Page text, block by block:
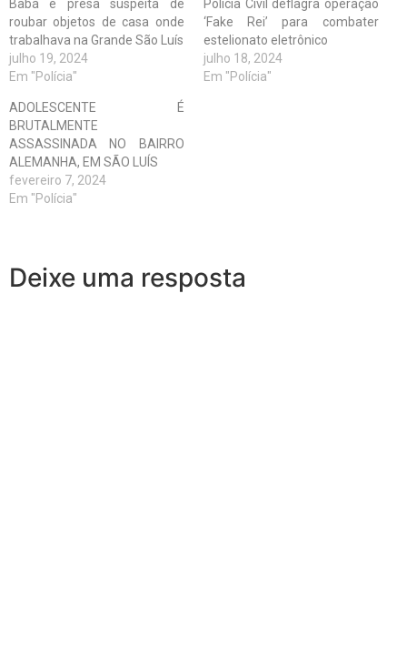
Babá é presa suspeita de
roubar objetos de casa onde
trabalhava na Grande São Luís
julho 19, 2024
Em "Polícia"
Polícia Civil deflagra operação
‘Fake Rei’ para combater
estelionato eletrônico
julho 18, 2024
Em "Polícia"
ADOLESCENTE É
BRUTALMENTE
ASSASSINADA NO BAIRRO
ALEMANHA, EM SÃO LUÍS
fevereiro 7, 2024
Em "Polícia"
Deixe uma resposta